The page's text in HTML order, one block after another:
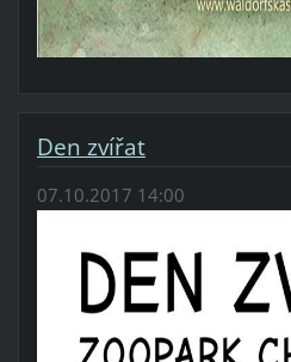
Den zvířat
07.10.2017 14:00